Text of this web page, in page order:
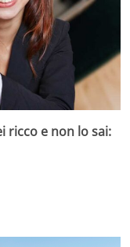
ricco e non lo sai: